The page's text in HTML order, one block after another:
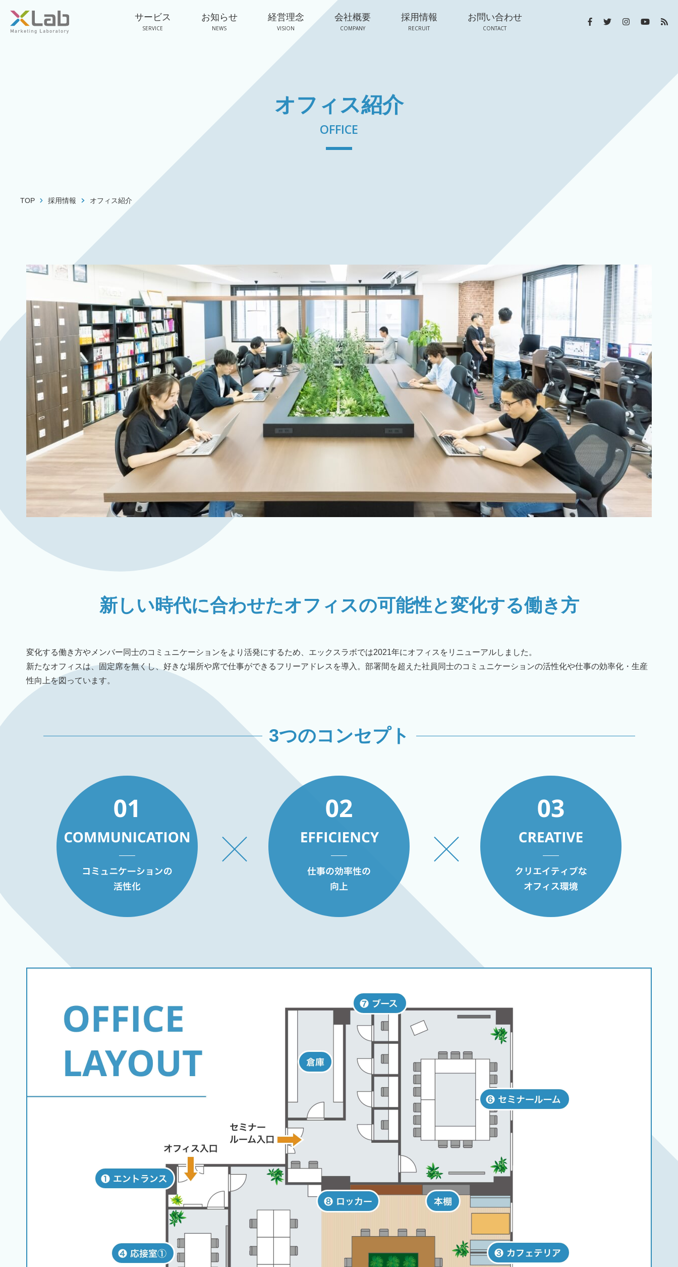
サービス
SERVICE
お知らせ
NEWS
経営理念
VISION
会社概要
COMPANY
採用情報
RECRUIT
お問い合わせ
CONTACT
オフィス紹介
OFFICE
TOP 採用情報 オフィス紹介
新しい時代に合わせたオフィスの可能性と変化する働き方
変化する働き方やメンバー同士のコミュニケーションをより活発にするため、エックスラボでは2021年にオフィスをリニューアルしました。
新たなオフィスは、固定席を無くし、好きな場所や席で仕事ができるフリーアドレスを導入。部署間を超えた社員同士のコミュニケーションの活性化や仕事の効率化・生産
性向上を図っています。
3つのコンセプト